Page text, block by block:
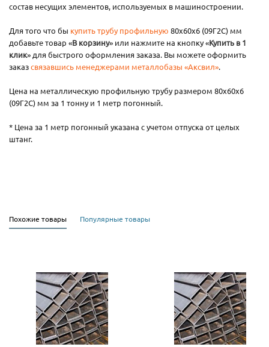
состав несущих элементов, используемых в машиностроении.
Для того что бы купить трубу профильную 80х60х6 (09Г2С) мм
добавьте товар «В корзину» или нажмите на кнопку «Купить в 1
клик» для быстрого оформления заказа. Вы можете оформить
заказсвязавшись менеджерами металлобазы «Аксвил».
Цена на металлическую профильную трубу размером 80х60х6
(09Г2С) мм за 1 тонну и 1 метр погонный.
* Цена за 1 метр погонный указана с учетом отпуска от целых
штанг.
Похожие товары Популярные товары